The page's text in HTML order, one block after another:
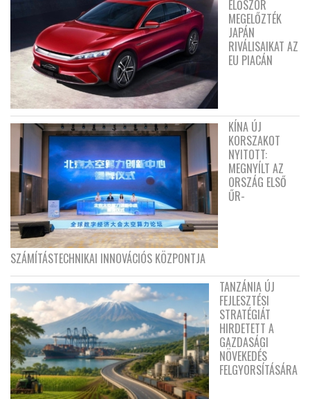
ELŐSZÖR
MEGELŐZTÉK
JAPÁN
RIVÁLISAIKAT AZ
EU PIACÁN
KÍNA ÚJ
KORSZAKOT
NYITOTT:
MEGNYÍLT AZ
ORSZÁG ELSŐ
ŰR-
SZÁMÍTÁSTECHNIKAI INNOVÁCIÓS KÖZPONTJA
TANZÁNIA ÚJ
FEJLESZTÉSI
STRATÉGIÁT
HIRDETETT A
GAZDASÁGI
NÖVEKEDÉS
FELGYORSÍTÁSÁRA